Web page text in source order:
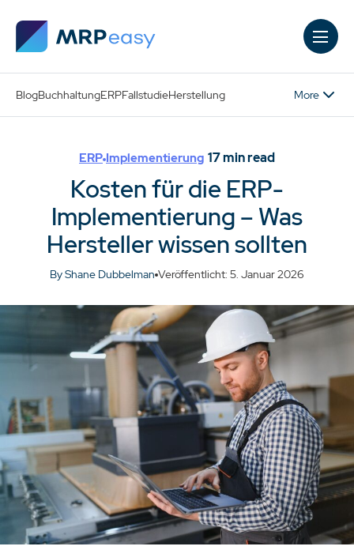
BlogBuchhaltungERPFallstudieHerstellung More
ERP Implementierung 17min read
Kosten für die ERP-
Implementierung – Was
Hersteller wissen sollten
By Shane Dubbelman Veröffentlicht: 5. Januar 2026